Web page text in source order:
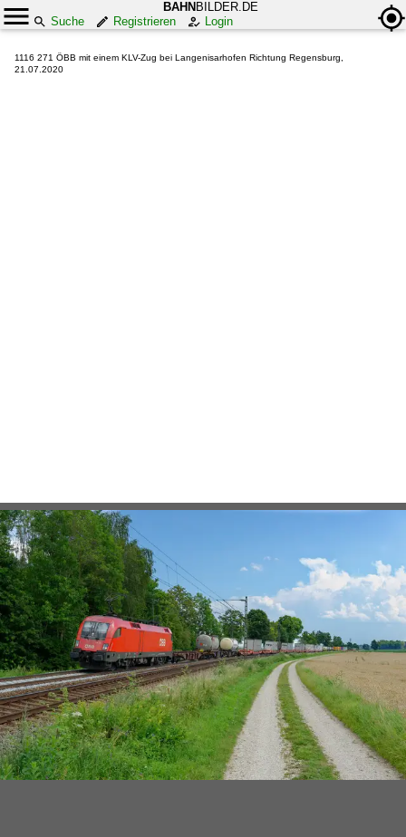
BAHN BILDER.DE
Suche
Registrieren Login
1116 271 ÖBB mit einem KLV-Zug bei Langenisarhofen Richtung Regensburg,
21.07.2020